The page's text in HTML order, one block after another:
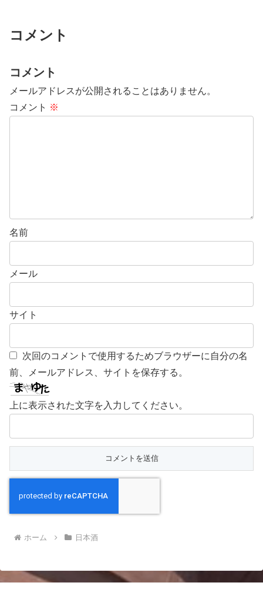
コメント
コメント
メールアドレスが公開されることはありません。
コメント ※
名前
メール
サイト
次回のコメントで使用するためブラウザーに自分の名
前、メールアドレス、サイトを保存する。
上に表示された文字を入力してください。
ホーム 日本酒